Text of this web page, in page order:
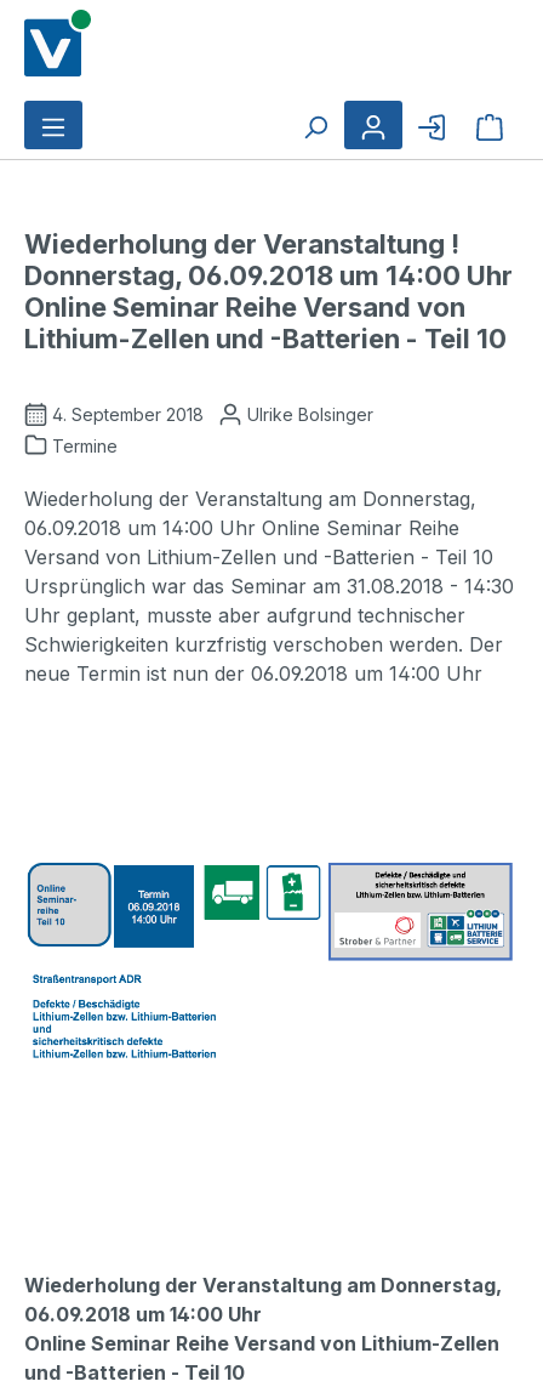
Zum Hauptinhalt springen
Wiederholung der Veranstaltung !
Donnerstag, 06.09.2018 um 14:00 Uhr
Online Seminar Reihe Versand von
Lithium-Zellen und -Batterien - Teil 10
4. September 2018
Ulrike Bolsinger
Termine
Wiederholung der Veranstaltung am Donnerstag,
06.09.2018 um 14:00 Uhr Online Seminar Reihe
Versand von Lithium-Zellen und -Batterien - Teil 10
Ursprünglich war das Seminar am 31.08.2018 - 14:30
Uhr geplant, musste aber aufgrund technischer
Schwierigkeiten kurzfristig verschoben werden. Der
neue Termin ist nun der 06.09.2018 um 14:00 Uhr
Wiederholung der Veranstaltung am Donnerstag,
06.09.2018 um 14:00 Uhr
Online Seminar Reihe Versand von Lithium-Zellen
und -Batterien - Teil 10